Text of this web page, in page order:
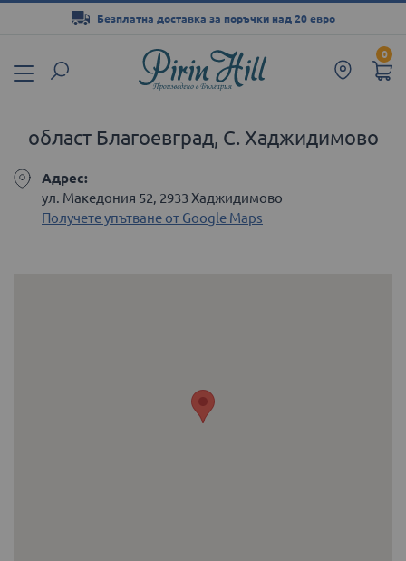
0
Безплатна доставка за поръчки над 20 евро
съдържанието
област Благоевград, С. Хаджидимово
Адрес:
ул. Македония 52, 2933 Хаджидимово
Получете упътване от Google Maps